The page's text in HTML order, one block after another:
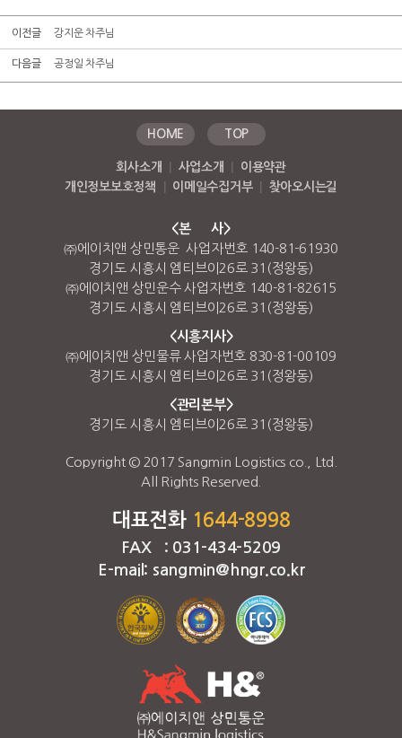
이전글 강지운 차주님
다음글 공정일 차주님
HOME TOP
회사소개 사업소개
이용약관
개인정보보호정책
이메일수집거부 찾아오시는길
<본 사>
㈜에이치앤 상민통운 사업자번호 140-81-61930
경기도 시흥시 엠티브이26로 31(정왕동)
㈜에이치앤 상민운수 사업자번호 140-81-82615
경기도 시흥시 엠티브이26로 31(정왕동)
<시흥지사>
㈜에이치앤 상민물류 사업자번호 830-81-00109
경기도 시흥시 엠티브이26로 31(정왕동)
<관리본부>
경기도 시흥시 엠티브이26로 31(정왕동)
Copyright © 2017 Sangmin Logistics co., Ltd.
All Rights Reserved.
대표전화 1644-8998
FAX : 031-434-5209
E-mail: sangmin@hngr.co.kr